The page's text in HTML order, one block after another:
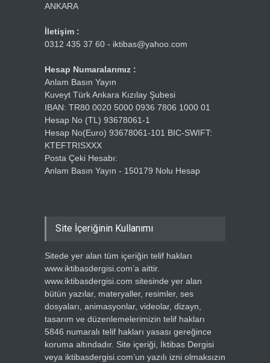
ANKARA
İletişim :
0312 435 37 60 - iktibas@yahoo.com
Hesap Numaralarımız :
Anlam Basın Yayın
Kuveyt Türk Ankara Kızılay Şubesi
IBAN: TR80 0020 5000 0936 7806 1000 01
Hesap No (TL) 93678061-1
Hesap No(Euro) 93678061-101 BIC-SWIFT:
KTEFTRISXXX
Posta Çeki Hesabı:
Anlam Basın Yayın - 150179 Nolu Hesap
Site İçeriğinin Kullanımı
Sitede yer alan tüm içeriğin telif hakları
www.iktibasdergisi.com’a aittir.
www.iktibasdergisi.com sitesinde yer alan
bütün yazılar, materyaller, resimler, ses
dosyaları, animasyonlar, videolar, dizayn,
tasarım ve düzenlemelerimizin telif hakları
5846 numaralı telif hakları yasası gereğince
koruma altındadır. Site içeriği, İktibas Dergisi
veya iktibasdergisi.com’un yazılı izni olmaksızın